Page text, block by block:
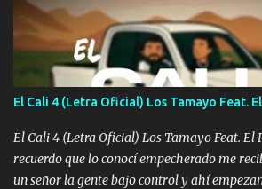
Un gallardo me prendo Para agarrar el
tranquilizando Tomense un buen trago Y
los versos que voy cantando (Music) A vido
se atora Pero nunca le aflojamos Ya me han
aunque ustedes no sepan Pero la vida es
echarle chingazos Y seguir trabajando
El Cali 4 (Letra Oficial) Los Tamayo Feat.
El Cali 4 (Letra Oficial) Los Tamayo Feat. El
recuerdo que lo conocí empecherado me
un señor la gente bajo control y ahí